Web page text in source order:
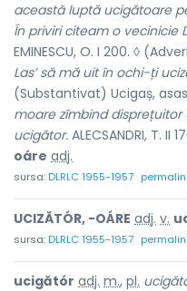
această luptă ucigătoare
În priviri citeam o vecinicie
EMINESCU, O. I 200. ◊
Las’ să mă uit în ochi-ți
(Substantivat) Ucigaș,
moare zîmbind
ucigător. ALECSANDRI, T. II
oáre adj.
sursa:DLRLC 1955-1957
UCIZĂTÓR, -OÁRE adj. v.
sursa:DLRLC 1955-1957
ucigătór adj. m., pl.